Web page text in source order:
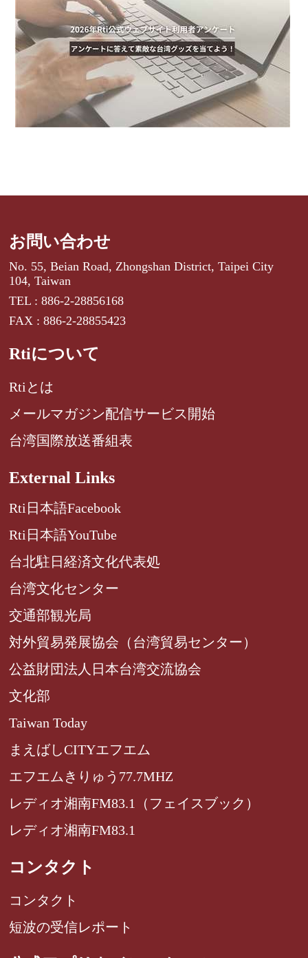
お問い合わせ
No. 55, Beian Road, Zhongshan District, Taipei City
104, Taiwan
TEL : 886-2-28856168
FAX : 886-2-28855423
Rtiについて
Rtiとは
メールマガジン配信サービス開始
台湾国際放送番組表
External Links
Rti日本語Facebook
Rti日本語YouTube
台北駐日経済文化代表処
台湾文化センター
交通部観光局
対外貿易発展協会（台湾貿易センター）
公益財団法人日本台湾交流協会
文化部
Taiwan Today
まえばしCITYエフエム
エフエムきりゅう77.7MHZ
レディオ湘南FM83.1（フェイスブック）
レディオ湘南FM83.1
コンタクト
コンタクト
短波の受信レポート